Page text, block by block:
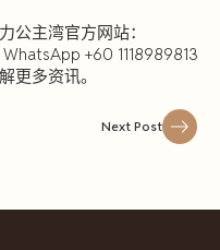
公主湾官方网站：
+60 1118989813
更多资讯。
Next Post